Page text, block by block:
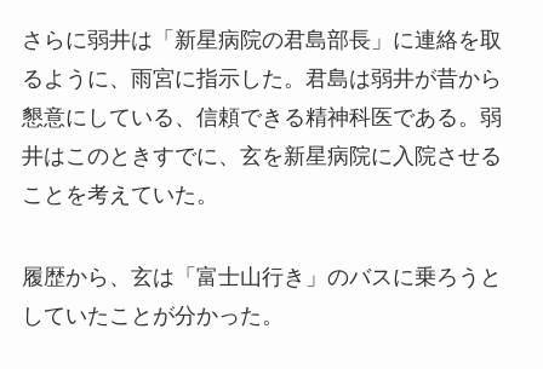
さらに弱井は「新星病院の君島部長」に連絡を取
るように、雨宮に指示した。君島は弱井が昔から
懇意にしている、信頼できる精神科医である。弱
井はこのときすでに、玄を新星病院に入院させる
ことを考えていた。
履歴から、玄は「富士山行き」のバスに乗ろうと
していたことが分かった。